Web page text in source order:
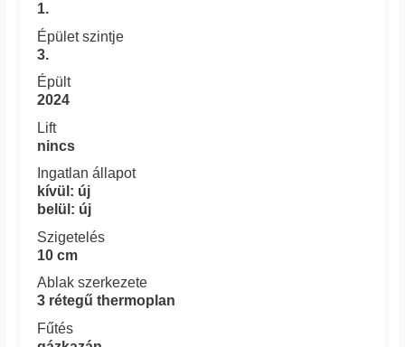
1.
Épület szintje
3.
Épült
2024
Lift
nincs
Ingatlan állapot
kívül: új
belül: új
Szigetelés
10 cm
Ablak szerkezete
3 rétegű thermoplan
Fűtés